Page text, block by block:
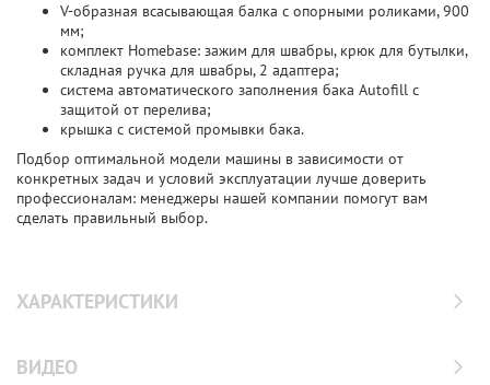
V-образная всасывающая балка с опорными роликами, 900
мм;
комплект Homebase: зажим для швабры, крюк для бутылки,
складная ручка для швабры, 2 адаптера;
система автоматического заполнения бака Autofill с
защитой от перелива;
крышка с системой промывки бака.
Подбор оптимальной модели машины в зависимости от
конкретных задач и условий эксплуатации лучше доверить
профессионалам: менеджеры нашей компании помогут вам
сделать правильный выбор.
ХАРАКТЕРИСТИКИ
ВИДЕО